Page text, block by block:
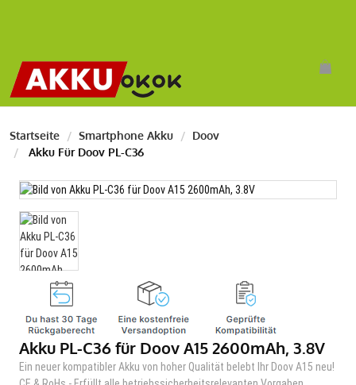
Startseite Smartphone Akku
Doov
Akku Für Doov PL-C36
Akku PL-C36 für Doov A15 2600mAh, 3.8V
Ein neuer kompatibler Akku von hoher Qualität belebt Ihr Doov A15 neu!